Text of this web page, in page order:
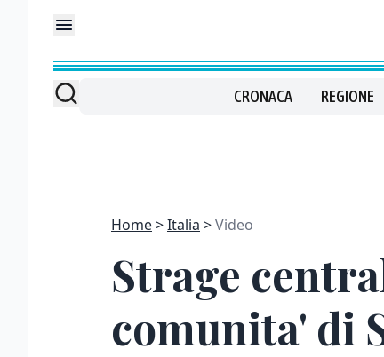
CRONACA REGIONE
Home Italia Video
Strage
comunita' di